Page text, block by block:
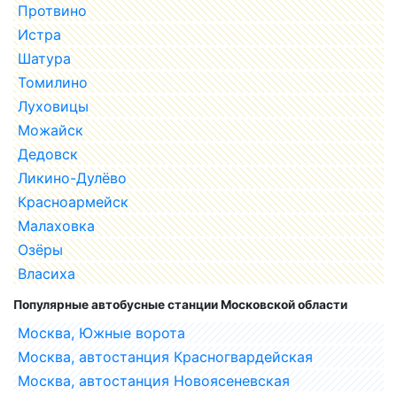
Протвино
Истра
Шатура
Томилино
Луховицы
Можайск
Дедовск
Ликино-Дулёво
Красноармейск
Малаховка
Озёры
Власиха
Популярные автобусные станции Московской области
Москва, Южные ворота
Москва, автостанция Красногвардейская
Москва, автостанция Новоясеневская